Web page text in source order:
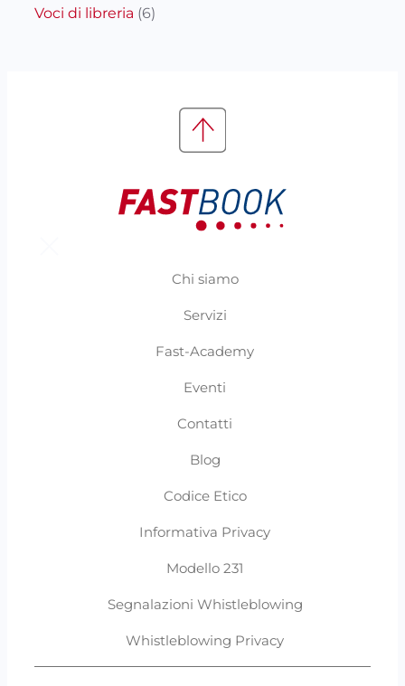
Voci di libreria (6)
Chi siamo
Servizi
Fast-Academy
Eventi
Contatti
Blog
Codice Etico
Informativa Privacy
Modello 231
Segnalazioni Whistleblowing
Whistleblowing Privacy